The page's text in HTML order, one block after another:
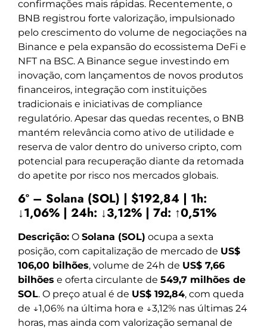
confirmações mais rápidas. Recentemente, o
BNB registrou forte valorização, impulsionado
pelo crescimento do volume de negociações na
Binance e pela expansão do ecossistema DeFi e
NFT na BSC. A Binance segue investindo em
inovação, com lançamentos de novos produtos
financeiros, integração com instituições
tradicionais e iniciativas de compliance
regulatório. Apesar das quedas recentes, o BNB
mantém relevância como ativo de utilidade e
reserva de valor dentro do universo cripto, com
potencial para recuperação diante da retomada
do apetite por risco nos mercados globais.
6º – Solana (SOL) | $192,84 | 1h:
↓1,06% | 24h: ↓3,12% | 7d: ↑0,51%
Descrição: O Solana (SOL) ocupa a sexta
posição, com capitalização de mercado de US$
106,00 bilhões, volume de 24h de US$ 7,66
bilhões e oferta circulante de 549,7 milhões de
SOL. O preço atual é de US$ 192,84, com queda
de ↓1,06% na última hora e ↓3,12% nas últimas 24
horas, mas ainda com valorização semanal de